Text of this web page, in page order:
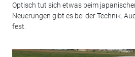
Optisch tut sich etwas beim
Neuerungen gibt es bei der Technik.
fest.